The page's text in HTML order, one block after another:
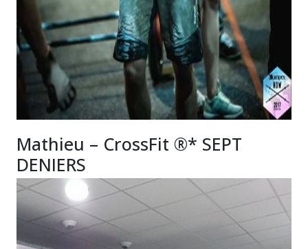
Mathieu – CrossFit ®* SEPT
DENIERS